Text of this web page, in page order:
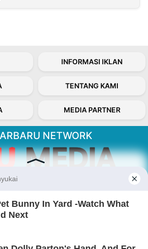
INFORMASI IKLAN
TENTANG KAMI
MEDIA PARTNER
NETWORK
menyajikan berita aktual dan